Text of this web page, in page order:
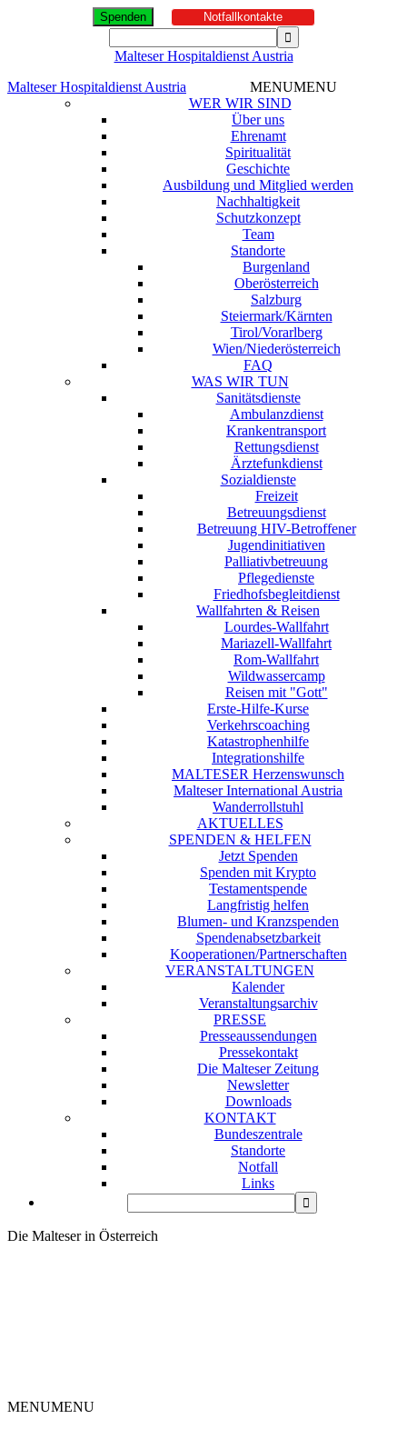
Spenden Notfallkontakte
Malteser Hospitaldienst Austria
Malteser Hospitaldienst Austria
MENUMENU
WER WIR SIND
Über uns
Ehrenamt
Spiritualität
Geschichte
Ausbildung und Mitglied werden
Nachhaltigkeit
Schutzkonzept
Team
Standorte
Burgenland
Oberösterreich
Salzburg
Steiermark/Kärnten
Tirol/Vorarlberg
Wien/Niederösterreich
FAQ
WAS WIR TUN
Sanitätsdienste
Ambulanzdienst
Krankentransport
Rettungsdienst
Ärztefunkdienst
Sozialdienste
Freizeit
Betreuungsdienst
Betreuung HIV-Betroffener
Jugendinitiativen
Palliativbetreuung
Pflegedienste
Friedhofsbegleitdienst
Wallfahrten & Reisen
Lourdes-Wallfahrt
Mariazell-Wallfahrt
Rom-Wallfahrt
Wildwassercamp
Reisen mit "Gott"
Erste-Hilfe-Kurse
Verkehrscoaching
Katastrophenhilfe
Integrationshilfe
MALTESER Herzenswunsch
Malteser International Austria
Wanderrollstuhl
AKTUELLES
SPENDEN & HELFEN
Jetzt Spenden
Spenden mit Krypto
Testamentspende
Langfristig helfen
Blumen- und Kranzspenden
Spendenabsetzbarkeit
Kooperationen/Partnerschaften
VERANSTALTUNGEN
Kalender
Veranstaltungsarchiv
PRESSE
Presseaussendungen
Pressekontakt
Die Malteser Zeitung
Newsletter
Downloads
KONTAKT
Bundeszentrale
Standorte
Notfall
Links
Die Malteser in Österreich
MENUMENU